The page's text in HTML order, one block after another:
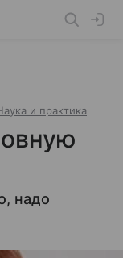
и практика
надо